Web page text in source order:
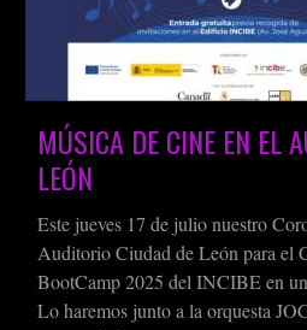
MÚSICA DE CINE EN EL
LEÓN
Este jueves 17 de julio nuestro
Auditorio Ciudad de León para el
BootCamp 2025 del INCIBE en
Lo haremos junto a la orquesta